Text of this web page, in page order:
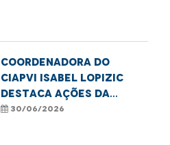
Coordenadora do
CIAPVI Isabel Lopizic
destaca ações da
campanha Junho
30/06/2026